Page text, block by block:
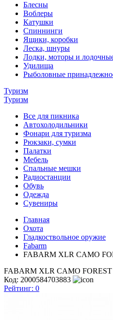
Блесны
Воблеры
Катушки
Спиннинги
Ящики, коробки
Леска, шнуры
Лодки, моторы и
Удилища
Рыболовные
Туризм
Туризм
Все для пикника
Автохолодильники
Фонари для туризма
Рюкзаки, сумки
Палатки
Мебель
Спальные мешки
Радиостанции
Обувь
Одежда
Сувениры
Главная
Охота
Гладкоствольное оружие
Fabarm
FABARM XLR CAMO
FABARM XLR CAMO FOREST
Код: 2000584703883
Рейтинг: 0